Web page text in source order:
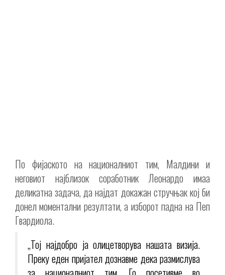
По фијаското на националниот тим, Малдини и
неговиот најблизок соработник Леонардо имаа
деликатна задача, да најдат докажан стручњак кој би
донел моментални резултати, а изборот падна на Пеп
Гвардиола.
„Тој најдобро ја олицетворува нашата визија.
Преку еден пријател дознавме дека размислува